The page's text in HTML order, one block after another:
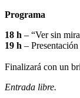
Programa
18 h – “Ver sin
19 h –
Finalizará con un
Entrada libre.